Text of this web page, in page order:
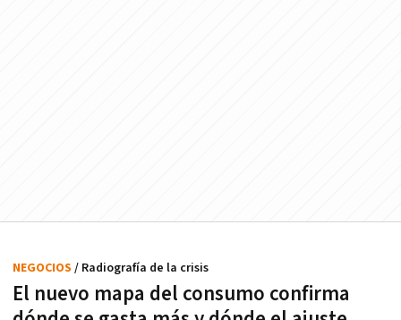
El nuevo mapa del consumo confirma
NEGOCIOS / Radiografía de la crisis